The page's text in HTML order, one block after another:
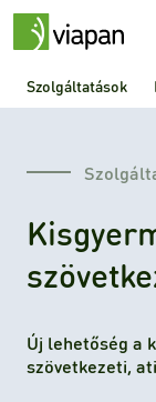
Szolgáltatások
Új lehetőség a
szövetkezeti,